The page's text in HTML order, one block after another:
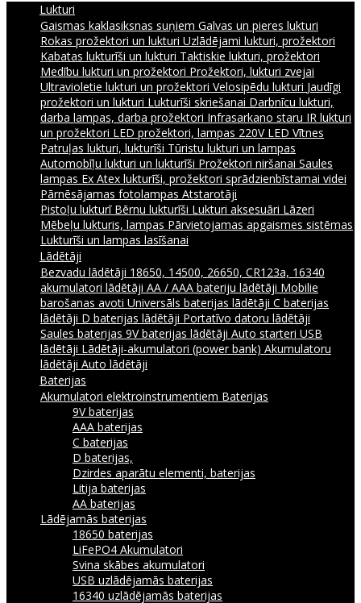
Lukturi
Gaismas kaklasiksnas suņiem Galvas un pieres lukturi
Rokas prožektori un lukturi Uzlādējami lukturi, prožektori
Kabatas lukturīši un lukturi Taktiskie lukturi, prožektori
Medību lukturi un prožektori Prožektori, lukturi zvejai
Ultravioletie lukturi un prožektori Velosipēdu lukturi Jaudīgi
prožektori un lukturi Lukturīši skriešanai Darbnīcu lukturi,
darba lampas, darba prožektori Infrasarkano staru IR lukturi
un prožektori LED prožektori, lampas 220V LED Vītnes
Patruļas lukturi, lukturīši Tūristu lukturi un lampas
Automobīļu lukturi un lukturīši Prožektori niršanai Saules
lampas Ex Atex lukturīši, prožektori sprādzienbīstamai videi
Pārnēsājamas fotolampas Atstarotāji
Pistoļu lukturī Bērnu lukturīši Lukturi aksesuāri Lāzeri
Mēbeļu lukturis, lampas Pārvietojamas apgaismes sistēmas
Lukturīši un lampas lasīšanai
Lādētāji
Bezvadu lādētāji 18650, 14500, 26650, CR123a, 16340
akumulatori lādētāji AA / AAA bateriju lādētāji Mobilie
barošanas avoti Universāls baterijas lādētāji C baterijas
lādētāji D baterijas lādētāji Portatīvo datoru lādētāji
Saules baterijas 9V baterijas lādētāji Auto starteri USB
lādētāji Lādētāji-akumulatori (power bank) Akumulatoru
lādētāji Auto lādētāji
Baterijas
Akumulatori elektroinstrumentiem Baterijas
9V baterijas
AAA baterijas
C baterijas
D baterijas,
Dzirdes aparātu elementi, baterijas
Litija baterijas
AA baterijas
Lādējamās baterijas
18650 baterijas
LiFePO4 Akumulatori
Svina skābes akumulatori
USB uzlādējamās baterijas
16340 uzlādējamās baterijas